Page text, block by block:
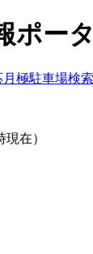
ポー
極駐車場検
現在）